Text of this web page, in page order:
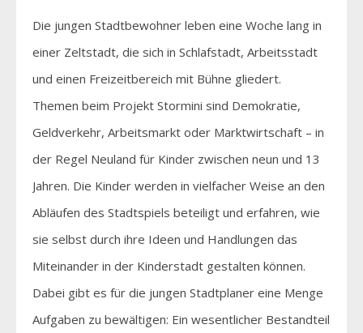
Die jungen Stadtbewohner leben eine Woche lang in
einer Zeltstadt, die sich in Schlafstadt, Arbeitsstadt
und einen Freizeitbereich mit Bühne gliedert.
Themen beim Projekt Stormini sind Demokratie,
Geldverkehr, Arbeitsmarkt oder Marktwirtschaft – in
der Regel Neuland für Kinder zwischen neun und 13
Jahren. Die Kinder werden in vielfacher Weise an den
Abläufen des Stadtspiels beteiligt und erfahren, wie
sie selbst durch ihre Ideen und Handlungen das
Miteinander in der Kinderstadt gestalten können.
Dabei gibt es für die jungen Stadtplaner eine Menge
Aufgaben zu bewältigen: Ein wesentlicher Bestandteil